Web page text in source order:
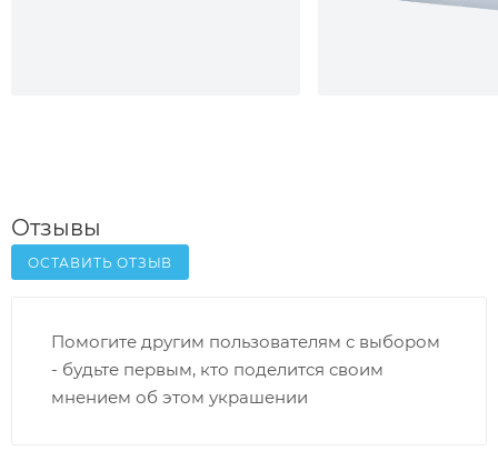
Отзывы
ОСТАВИТЬ ОТЗЫВ
Помогите другим пользователям с выбором
- будьте первым, кто поделится своим
мнением об этом украшении